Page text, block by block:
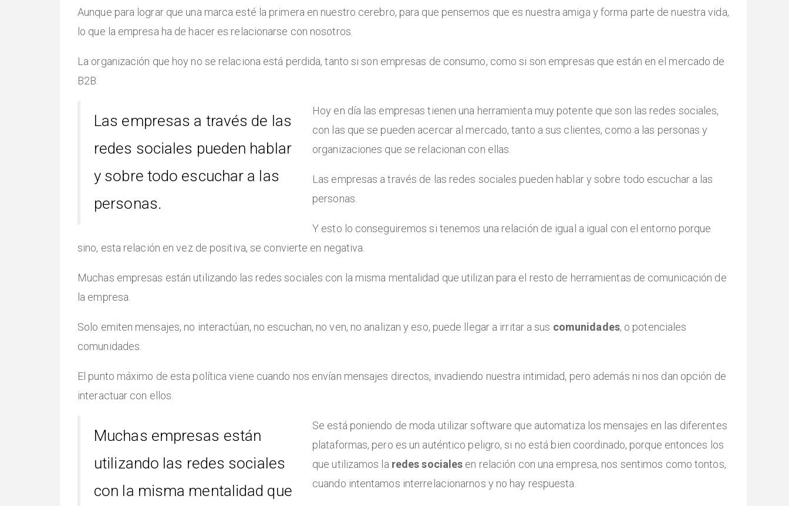
Aunque para lograr que una marca esté la primera en nuestro cerebro, para que pensemos que es nuestra amiga y forma parte de nuestra vida,
lo que la empresa ha de hacer es relacionarse con nosotros.
La organización que hoy no se relaciona está perdida, tanto si son empresas de consumo, como si son empresas que están en el mercado de
B2B.
Las empresas a través de las
redes sociales pueden hablar
y sobre todo escuchar a las
personas.
Hoy en día las empresas tienen una herramienta muy potente que son las redes sociales,
con las que se pueden acercar al mercado, tanto a sus clientes, como a las personas y
organizaciones que se relacionan con ellas.
Las empresas a través de las redes sociales pueden hablar y sobre todo escuchar a las
personas.
Y esto lo conseguiremos si tenemos una relación de igual a igual con el entorno porque
sino, esta relación en vez de positiva, se convierte en negativa.
Muchas empresas están utilizando las redes sociales con la misma mentalidad que utilizan para el resto de herramientas de comunicación de
la empresa.
Solo emiten mensajes, no interactúan, no escuchan, no ven, no analizan y eso, puede llegar a irritar a sus comunidades, o potenciales
comunidades.
El punto máximo de esta política viene cuando nos envían mensajes directos, invadiendo nuestra intimidad, pero además ni nos dan opción de
interactuar con ellos.
Muchas empresas están
utilizando las redes sociales
con la misma mentalidad que
Se está poniendo de moda utilizar software que automatiza los mensajes en las diferentes
plataformas, pero es un auténtico peligro, si no está bien coordinado, porque entonces los
que utilizamos la redes sociales en relación con una empresa, nos sentimos como tontos,
cuando intentamos interrelacionarnos y no hay respuesta.